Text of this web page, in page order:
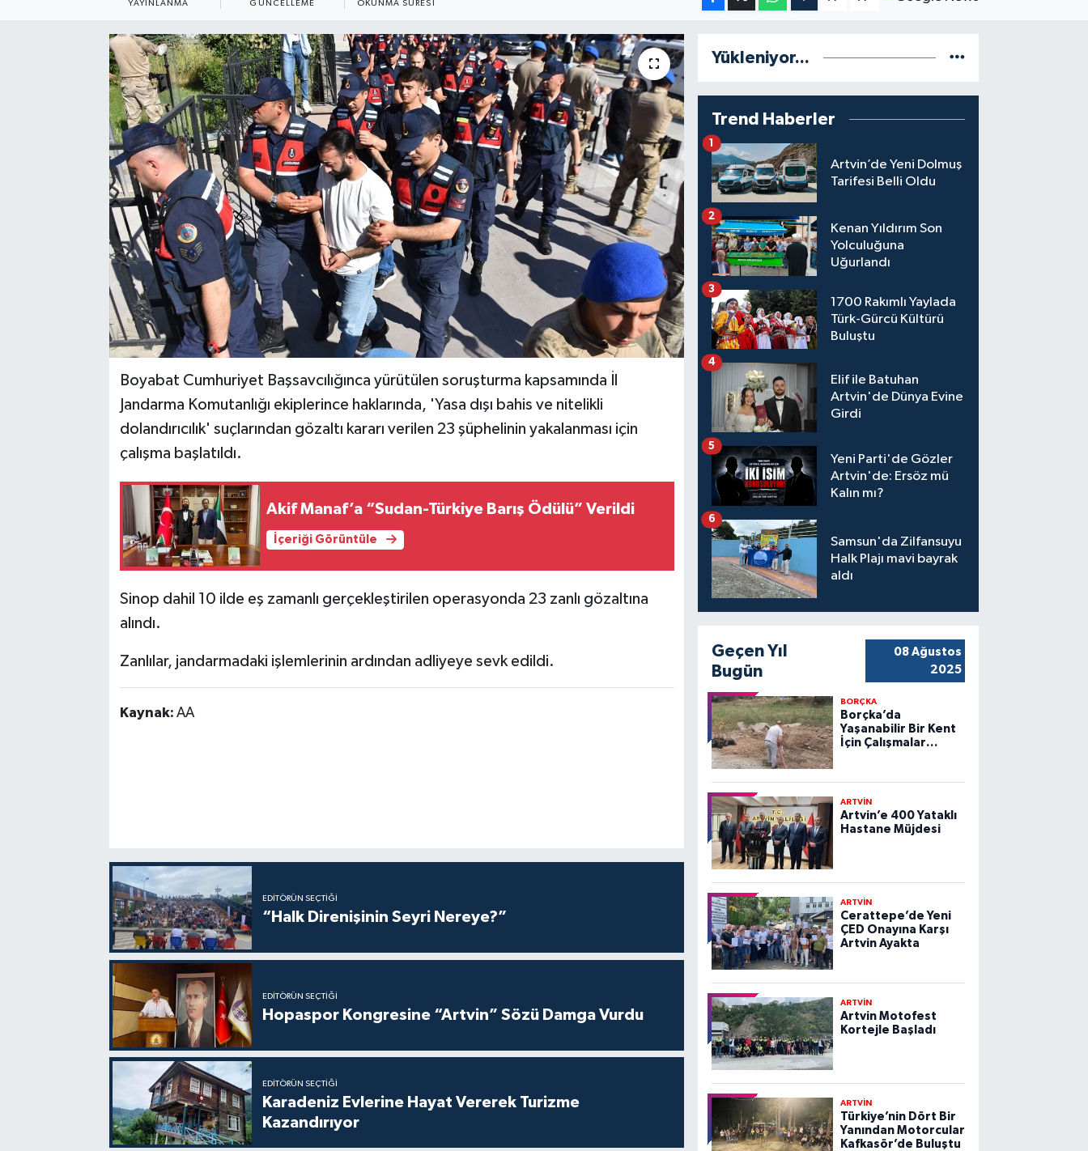
YAYINLANMA GÜNCELLEME OKUNMA SÜRESI
Boyabat Cumhuriyet Başsavcılığınca yürütülen soruşturma kapsamında İl
Jandarma Komutanlığı ekiplerince haklarında, 'Yasa dışı bahis ve nitelikli
dolandırıcılık' suçlarından gözaltı kararı verilen 23 şüphelinin yakalanması için
çalışma başlatıldı.
Akif Manaf’a “Sudan-Türkiye Barış Ödülü” Verildi
İçeriği Görüntüle
Sinop dahil 10 ilde eş zamanlı gerçekleştirilen operasyonda 23 zanlı gözaltına
alındı.
Zanlılar, jandarmadaki işlemlerinin ardından adliyeye sevk edildi.
Kaynak: AA
EDITÖRÜN SEÇTIĞI
“Halk Direnişinin Seyri Nereye?”
EDITÖRÜN SEÇTIĞI
Hopaspor Kongresine “Artvin” Sözü Damga Vurdu
EDITÖRÜN SEÇTIĞI
Karadeniz Evlerine Hayat Vererek Turizme
Kazandırıyor
Yükleniyor...
Trend Haberler
Artvin’de Yeni Dolmuş
Tarifesi Belli Oldu
1
Kenan Yıldırım Son
Yolculuğuna
Uğurlandı
2
1700 Rakımlı Yaylada
Türk-Gürcü Kültürü
Buluştu
3
Elif ile Batuhan
Artvin'de Dünya Evine
Girdi
4
Yeni Parti'de Gözler
Artvin'de: Ersöz mü
Kalın mı?
5
Samsun'da Zilfansuyu
Halk Plajı mavi bayrak
aldı
6
Geçen Yıl
Bugün
08 Ağustos
2025
BORÇKA
Borçka’da
Yaşanabilir Bir Kent
İçin Çalışmalar
ARTVİN
Artvin’e 400 Yataklı
Hastane Müjdesi
ARTVİN
Cerattepe’de Yeni
ÇED Onayına Karşı
Artvin Ayakta
ARTVİN
Artvin Motofest
Kortejle Başladı
ARTVİN
Türkiye’nin Dört Bir
Yanından Motorcular
Kafkasör’de Buluştu